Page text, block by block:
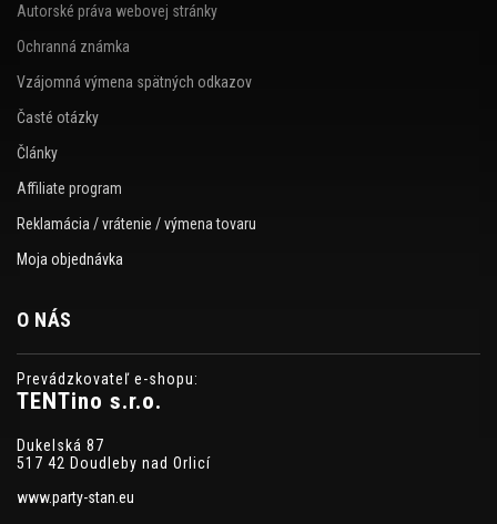
Autorské práva webovej stránky
Ochranná známka
Vzájomná výmena spätných odkazov
Časté otázky
Články
Affiliate program
Reklamácia / vrátenie / výmena tovaru
Moja objednávka
O NÁS
Prevádzkovateľ e-shopu:
TENTino s.r.o.
Dukelská 87
517 42 Doudleby nad Orlicí
www.party-stan.eu